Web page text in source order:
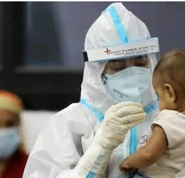
2025 09:47 am
கர்நாடகாவில்35
அரசு குடிமக்களை